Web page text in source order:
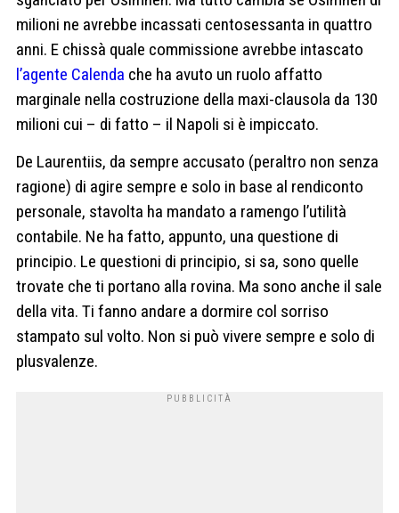
milioni ne avrebbe incassati centosessanta in quattro
anni. E chissà quale commissione avrebbe intascato
l’agente Calenda che ha avuto un ruolo affatto
marginale nella costruzione della maxi-clausola da 130
milioni cui – di fatto – il Napoli si è impiccato.
De Laurentiis, da sempre accusato (peraltro non senza
ragione) di agire sempre e solo in base al rendiconto
personale, stavolta ha mandato a ramengo l’utilità
contabile. Ne ha fatto, appunto, una questione di
principio. Le questioni di principio, si sa, sono quelle
trovate che ti portano alla rovina. Ma sono anche il sale
della vita. Ti fanno andare a dormire col sorriso
stampato sul volto. Non si può vivere sempre e solo di
plusvalenze.